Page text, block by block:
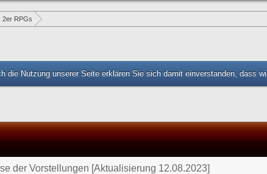
2er RPGs
die Nutzung unserer Seite erklären Sie sich damit einverstanden, dass
der Vorstellungen [Aktualisierung 12.08.2023]